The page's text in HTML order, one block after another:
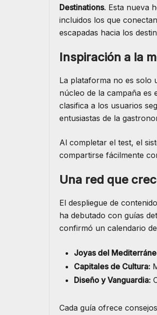
Destinations. Esta nueva
incluidos los que
escapadas hacia los
Inspiración a la
​La plataforma no es solo
núcleo de la campaña es
clasifica a los usuarios
entusiastas de la
​Al completar el test, el
compartirse fácilmente
Una red que
​El despliegue de
ha debutado con guías
confirmó un calendario
Joyas del
Capitales de Cultura:
Diseño y Vanguardia:
​Cada guía ofrece